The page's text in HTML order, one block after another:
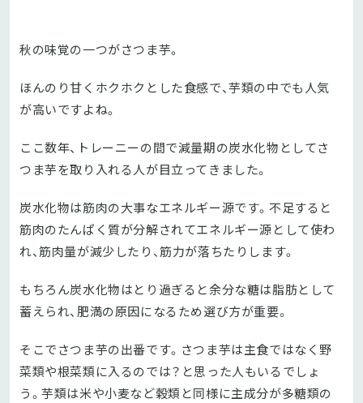
秋の味覚の一つがさつま芋。
ほんのり甘くホクホクとした食感で、芋類の中でも人気
が高いですよね。
ここ数年、トレーニーの間で減量期の炭水化物としてさ
つま芋を取り入れる人が目立ってきました。
炭水化物は筋肉の大事なエネルギー源です。不足すると
筋肉のたんぱく質が分解されてエネルギー源として使わ
れ、筋肉量が減少したり、筋力が落ちたりします。
もちろん炭水化物はとり過ぎると余分な糖は脂肪として
蓄えられ、肥満の原因になるため選び方が重要。
そこでさつま芋の出番です。さつま芋は主食ではなく野
菜類や根菜類に入るのでは？と思った人もいるでしょ
う。芋類は米や小麦など穀類と同様に主成分が多糖類の